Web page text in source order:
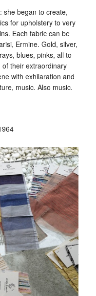
she began to create,
for upholstery to very
Each fabric can be
Ermine. Gold, silver,
blues, pinks, all to
their extraordinary
with exhilaration and
music. Also music.